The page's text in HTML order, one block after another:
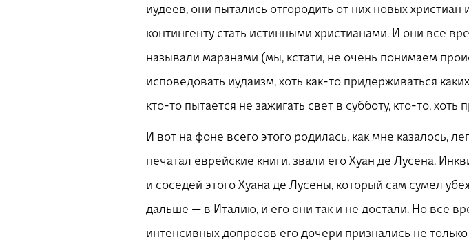
иудеев, они пытались отгородить от них новых
контингенту стать истинными христианами. И они все
называли маранами (мы, кстати, не очень понимаем
исповедовать иудаизм, хоть как-то придерживаться
кто-то пытается не зажигать свет в субботу, кто-то,
И вот на фоне всего этого родилась, как мне казалось,
печатал еврейские книги, звали его Хуан де Лусена.
и соседей этого Хуана де Лусены, который сам сумел
дальше — в Италию, и его они так и не достали. Но все
интенсивных допросов его дочери признались не